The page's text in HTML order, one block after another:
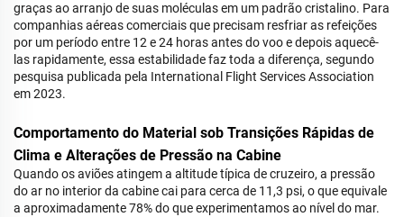
graças ao arranjo de suas moléculas em um padrão cristalino. Para
companhias aéreas comerciais que precisam resfriar as refeições
por um período entre 12 e 24 horas antes do voo e depois aquecê-
las rapidamente, essa estabilidade faz toda a diferença, segundo
pesquisa publicada pela International Flight Services Association
em 2023.
Comportamento do Material sob Transições Rápidas de
Clima e Alterações de Pressão na Cabine
Quando os aviões atingem a altitude típica de cruzeiro, a pressão
do ar no interior da cabine cai para cerca de 11,3 psi, o que equivale
a aproximadamente 78% do que experimentamos ao nível do mar.